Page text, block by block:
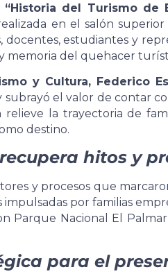
“Historia del Turismo de
en el salón
docentes, estudiantes y
memoria del quehacer
y Cultura, Federico
el valor de contar
la trayectoria de
destino.
hitos y
y procesos que
impulsadas por familias
Parque Nacional El
para el